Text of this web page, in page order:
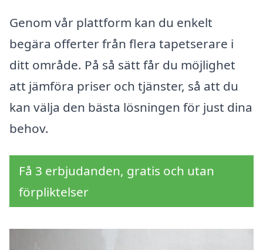
Genom vår plattform kan du enkelt
begära offerter från flera tapetserare i
ditt område. På så sätt får du möjlighet
att jämföra priser och tjänster, så att du
kan välja den bästa lösningen för just dina
behov.
Få 3 erbjudanden, gratis och utan
förpliktelser